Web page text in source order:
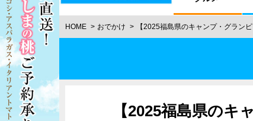
HOME おでかけ 【2025福島県のキャンプ・グラン
【2025福島県のキ